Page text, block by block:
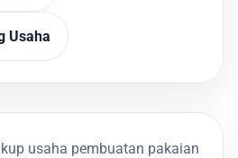
Usaha
usaha pembuatan pakaian